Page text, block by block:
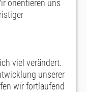
orientieren uns
viel verändert.
unserer
wir fortlaufend